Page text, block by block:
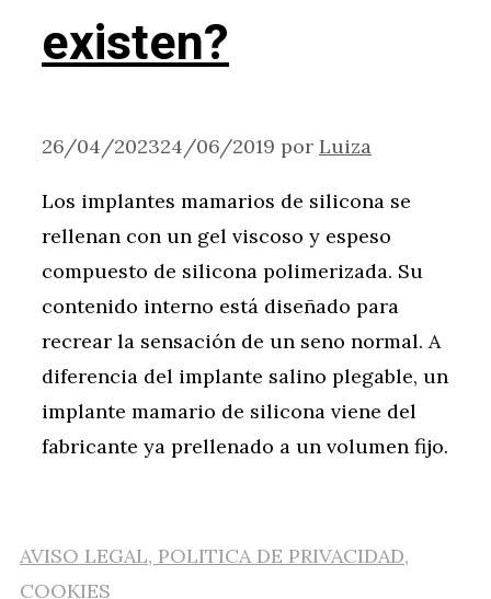
existen?
26/04/202324/06/2019 por Luiza
Los implantes mamarios de silicona se
rellenan con un gel viscoso y espeso
compuesto de silicona polimerizada. Su
contenido interno está diseñado para
recrear la sensación de un seno normal. A
diferencia del implante salino plegable, un
implante mamario de silicona viene del
fabricante ya prellenado a un volumen fijo.
AVISO LEGAL, POLITICA DE PRIVACIDAD,
COOKIES